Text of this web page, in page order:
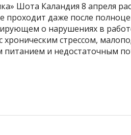
Шота Каландия 8 апреля
проходит даже после
о нарушениях в
хроническим стрессом,
питанием и недостаточным